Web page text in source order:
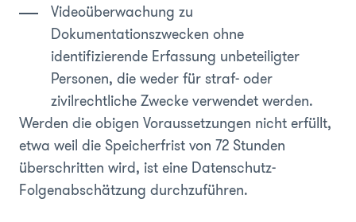
Videoüberwachung zu
Dokumentationszwecken ohne
identifizierende Erfassung unbeteiligter
Personen, die weder für straf- oder
zivilrechtliche Zwecke verwendet werden.
Werden die obigen Voraussetzungen nicht erfüllt,
etwa weil die Speicherfrist von 72 Stunden
überschritten wird, ist eine Datenschutz-
Folgenabschätzung durchzuführen.